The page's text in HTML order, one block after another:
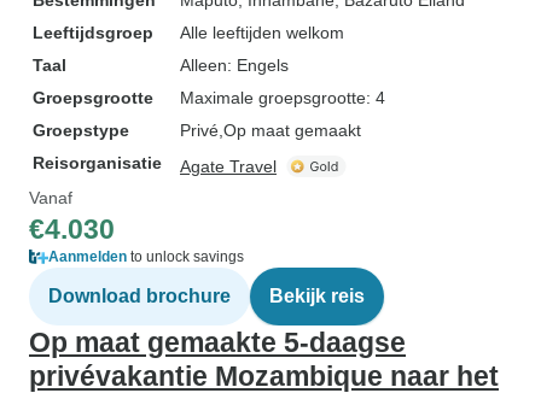
Leeftijdsgroep
Alle leeftijden welkom
Taal
Alleen: Engels
Groepsgrootte
Maximale groepsgrootte: 4
Groepstype
Privé Op maat gemaakt
Reisorganisatie
Agate Travel
Vanaf
€4.030
Aanmelden to unlock savings
Download brochure Bekijk reis
Op maat gemaakte 5-daagse
privévakantie Mozambique naar het